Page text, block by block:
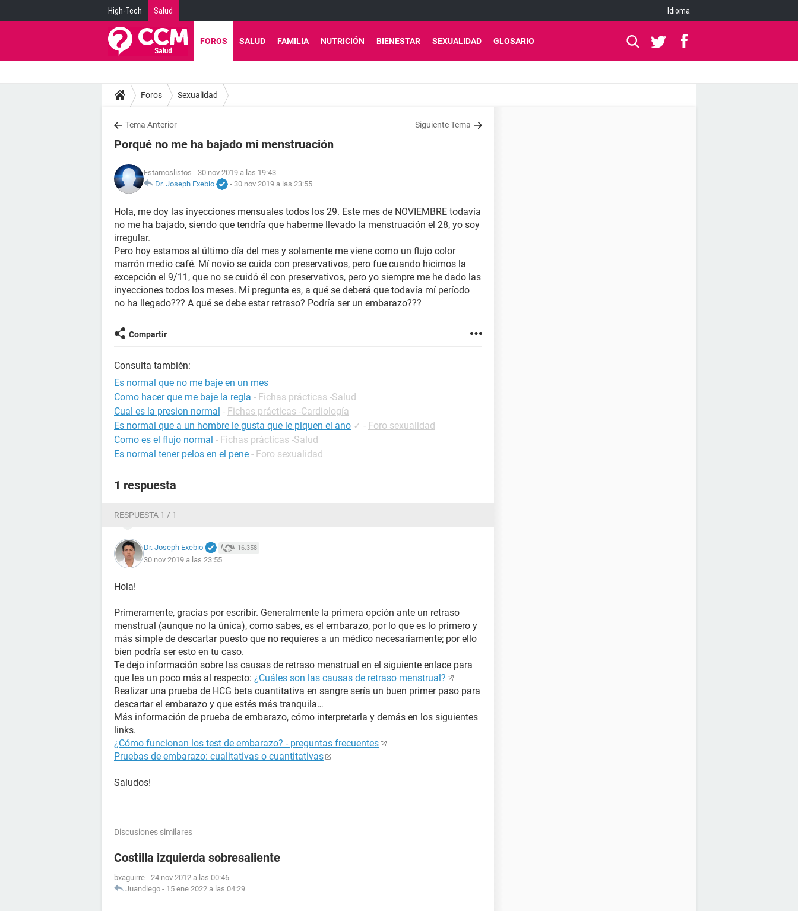
High-Tech Salud Idioma
FOROS SALUD FAMILIA NUTRICIÓN BIENESTAR SEXUALIDAD GLOSARIO
Foros Sexualidad
Tema Anterior Siguiente Tema
Porqué no me ha bajado mí menstruación
Estamoslistos - 30 nov 2019 a las 19:43
Dr. Joseph Exebio
- 30 nov 2019 a las 23:55
Hola, me doy las inyecciones mensuales todos los 29. Este mes de NOVIEMBRE todavía
no me ha bajado, siendo que tendría que haberme llevado la menstruación el 28, yo soy
irregular.
Pero hoy estamos al último día del mes y solamente me viene como un flujo color
marrón medio café. Mí novio se cuida con preservativos, pero fue cuando hicimos la
excepción el 9/11, que no se cuidó él con preservativos, pero yo siempre me he dado las
inyecciones todos los meses. Mí pregunta es, a qué se deberá que todavía mí período
no ha llegado??? A qué se debe estar retraso? Podría ser un embarazo???
Compartir
Consulta también:
Es normal que no me baje en un mes
Como hacer que me baje la regla - Fichas prácticas -Salud
Cual es la presion normal - Fichas prácticas -Cardiología
Es normal que a un hombre le gusta que le piquen el ano ✓ - Foro sexualidad
Como es el flujo normal - Fichas prácticas -Salud
Es normal tener pelos en el pene - Foro sexualidad
1 respuesta
RESPUESTA 1 / 1
Dr. Joseph Exebio 16.358
30 nov 2019 a las 23:55
Hola!
Primeramente, gracias por escribir. Generalmente la primera opción ante un retraso
menstrual (aunque no la única), como sabes, es el embarazo, por lo que es lo primero y
más simple de descartar puesto que no requieres a un médico necesariamente; por ello
bien podría ser esto en tu caso.
Te dejo información sobre las causas de retraso menstrual en el siguiente enlace para
que lea un poco más al respecto: ¿Cuáles son las causas de retraso menstrual?
Realizar una prueba de HCG beta cuantitativa en sangre sería un buen primer paso para
descartar el embarazo y que estés más tranquila…
Más información de prueba de embarazo, cómo interpretarla y demás en los siguientes
links.
¿Cómo funcionan los test de embarazo? - preguntas frecuentes
Pruebas de embarazo: cualitativas o cuantitativas
Saludos!
Discusiones similares
Costilla izquierda sobresaliente
bxaguirre - 24 nov 2012 a las 00:46
Juandiego - 15 ene 2022 a las 04:29